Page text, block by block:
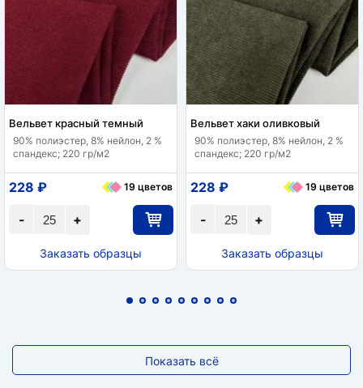
Вельвет красный темный
90% полиэстер, 8% нейлон, 2 %
спандекс; 220 гр/м2
+
-
228 ₽ 19 цветов
Заказать образцы
Вельвет хаки оливковый
90% полиэстер, 8% нейлон, 2 %
спандекс; 220 гр/м2
+
-
228 ₽ 19 цветов
Заказать образцы
Показать всё